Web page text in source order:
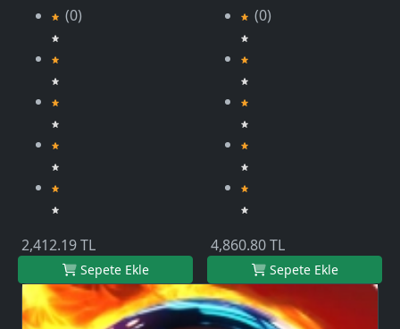
(0)
2,412.19 TL
Sepete Ekle
(0)
4,860.80 TL
Sepete Ekle